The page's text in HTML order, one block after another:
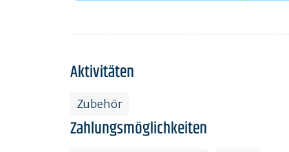
Aktivitäten
Zubehör
Zahlungsmöglichkeiten